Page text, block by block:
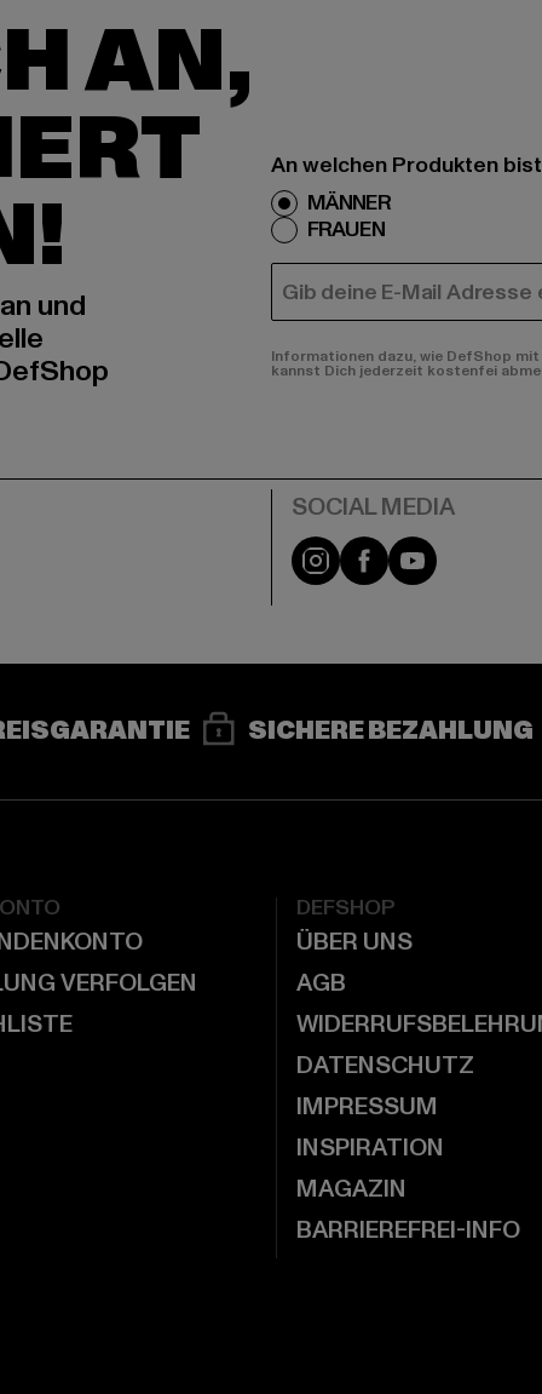
AN,
und
An welchen Produkten
MÄNNER
FRAUEN
E-MAIL
Informationen dazu, wie DefShop
kannst Dich jederzeit kostenfei
Instagram
FacebookYouTube
SICHERE BEZAHLUNG
VERFOLGEN
DEFSHOP
ÜBER UNS
AGB
DATENSCHUTZ
IMPRESSUM
INSPIRATION
MAGAZIN
BARRIEREFREI-INFO